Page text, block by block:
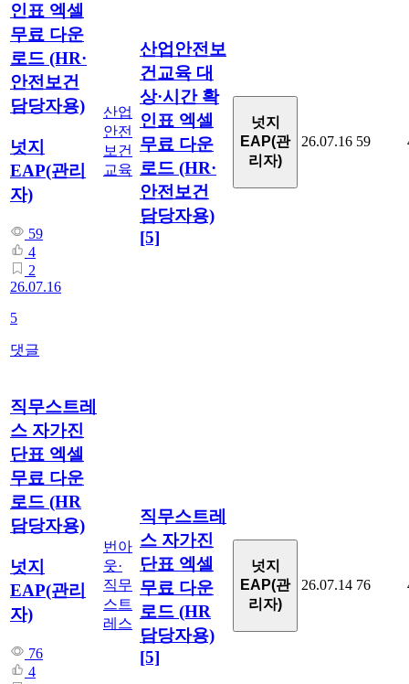
인표 엑셀
무료 다운
로드 (HR·
안전보건
담당자용)
넛지
EAP(관리
자)
59
4
2
26.07.16
5
댓글
산업
안전
보건
교육
산업안전보
건교육 대
상·시간 확
인표 엑셀
무료 다운
로드 (HR·
안전보건
담당자용)
[5]
넛지
EAP(관
리자)
26.07.16 59
직무스트레
스 자가진
단표 엑셀
무료 다운
로드 (HR
담당자용)
넛지
EAP(관리
자)
76
4
번아
웃·
직무
스트
레스
직무스트레
스 자가진
단표 엑셀
무료 다운
로드 (HR
담당자용)
[5]
넛지
EAP(관
리자)
26.07.14 76